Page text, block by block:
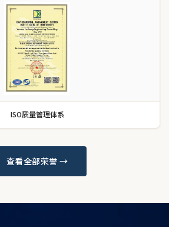
ISO质量管理体系
查看全部荣誉 →